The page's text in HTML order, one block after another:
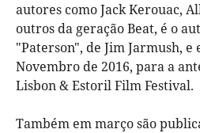
autores como Jack Kerouac,
outros da geração Beat, é o
"Paterson", de Jim Jarmush,
Novembro de 2016, para a
Lisbon & Estoril Film Festival.
Também em março são